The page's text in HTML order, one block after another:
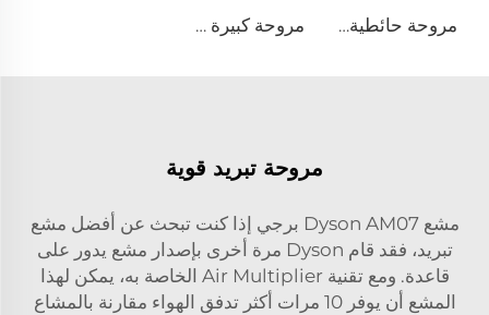
مروحة حائطية بسرعة عالية مراوح صناعية مستقرة على الحائط بسرعة عالية لمخازن المستودعات مروحة كبيرة سرعة عالية قابلة للتركيب على الجدار بأحجام 0.9 متر و1.2 متر للمصانع والتجارة
مروحة تبريد قوية
مشع Dyson AM07 برجي إذا كنت تبحث عن أفضل مشع
تبريد، فقد قام Dyson مرة أخرى بإصدار مشع يدور على
قاعدة. ومع تقنية Air Multiplier الخاصة به، يمكن لهذا
المشع أن يوفر 10 مرات أكثر تدفق الهواء مقارنة بالمشاع